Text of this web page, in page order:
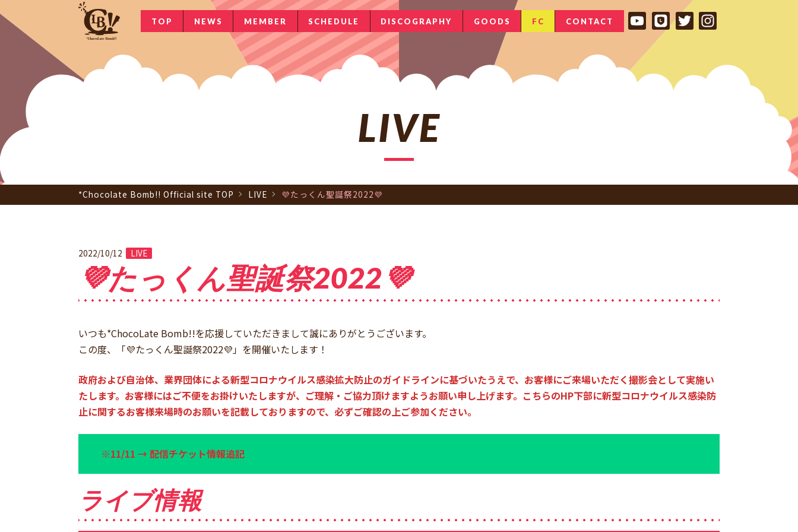
TOP NEWS MEMBER SCHEDULE DISCOGRAPHY GOODS FC CONTACT
LIVE
*Chocolate Bomb!! Official site TOP LIVE 💜たっくん聖誕祭2022💜
2022/10/12 LIVE
💜たっくん聖誕祭2022💜
いつも*ChocoLate Bomb!!を応援していただきまして誠にありがとうございます。
この度、「💜たっくん聖誕祭2022💜」を開催いたします！
政府および自治体、業界団体による新型コロナウイルス感染拡大防止のガイドラインに基づいたうえで、お客様にご来場いただく撮影会として実施い
たします。お客様にはご不便をお掛けいたしますが、ご理解・ご協力頂けますようお願い申し上げます。こちらのHP下部に新型コロナウイルス感染防
止に関するお客様来場時のお願いを記載しておりますので、必ずご確認の上ご参加ください。
※11/11 → 配信チケット情報追記
ライブ情報